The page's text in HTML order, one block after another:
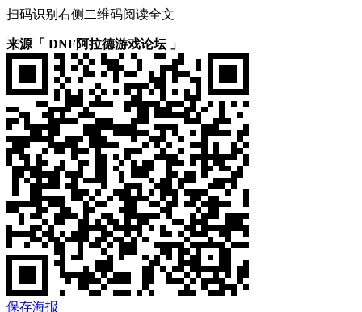
扫码识别右侧二维码阅读全文
来源「 DNF阿拉德游戏论坛 」
保存海报